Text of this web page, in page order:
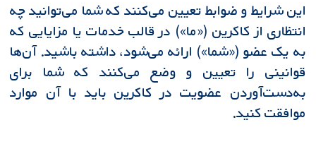
این شرایط و ضوابط تعیین می‌کنند که شما می‌توانید چه
انتظاری از کاکرین («ما») در قالب خدمات یا مزایایی که
به یک عضو («شما») ارائه می‌شود، داشته باشید. آن‌ها
قوانینی را تعیین و وضع می‌کنند که شما برای
به‌دست‌آوردن عضویت در کاکرین باید با آن موارد
موافقت کنید.